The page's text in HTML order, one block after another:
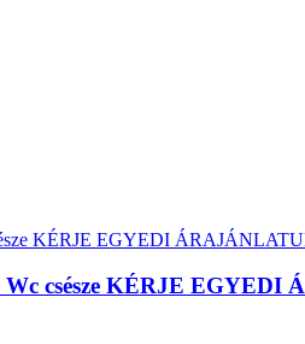
Wc csésze KÉRJE